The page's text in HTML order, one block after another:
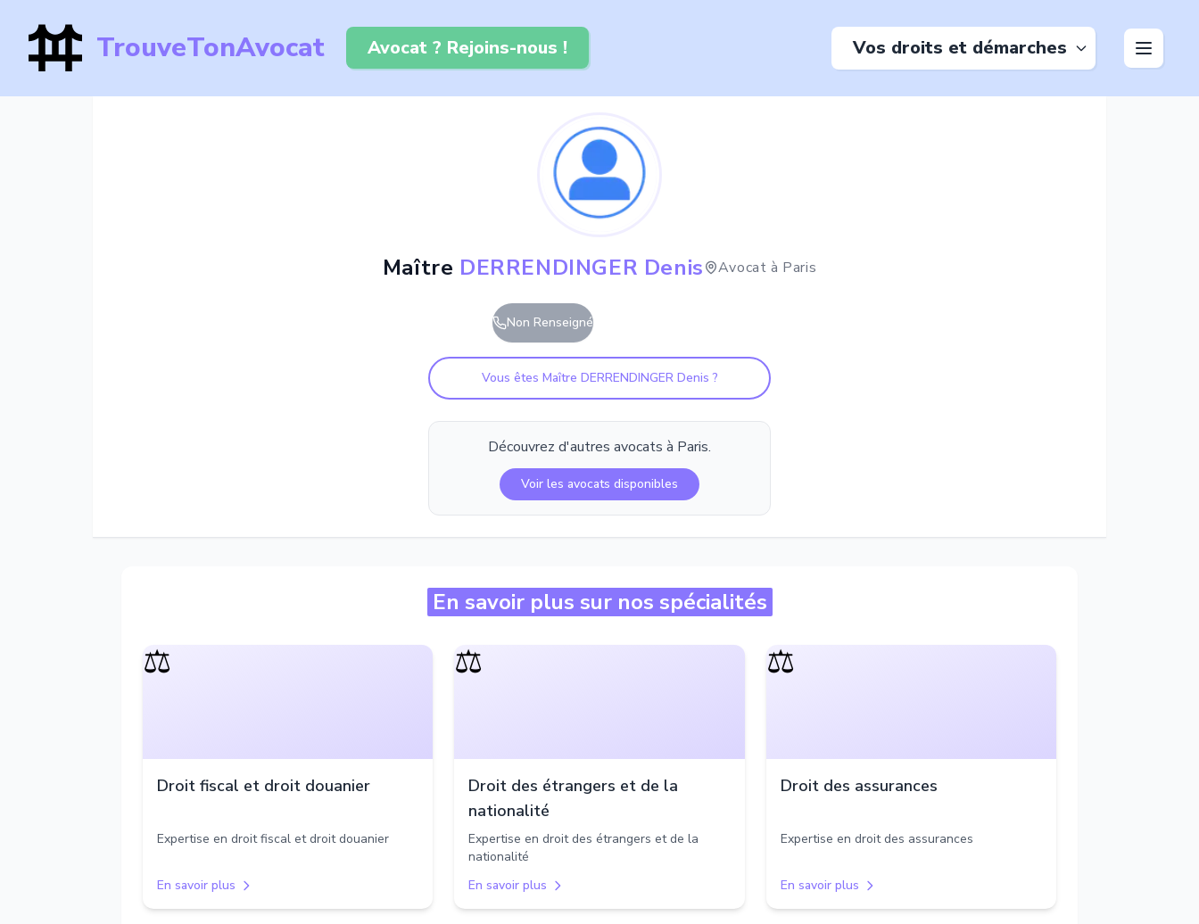
TrouveTonAvocat Avocat ? Rejoins-nous ! Vos droits et démarches
Maître DERRENDINGER Denis Avocat à Paris
Non Renseigné
Vous êtes Maître DERRENDINGER Denis ?
Découvrez d'autres avocats à Paris.
Voir les avocats disponibles
En savoir plus sur nos spécialités
⚖️
Droit fiscal et droit douanier
Expertise en droit fiscal et droit douanier
En savoir plus
⚖️
Droit des étrangers et de la
nationalité
Expertise en droit des étrangers et de la
nationalité
En savoir plus
⚖️
Droit des assurances
Expertise en droit des assurances
En savoir plus